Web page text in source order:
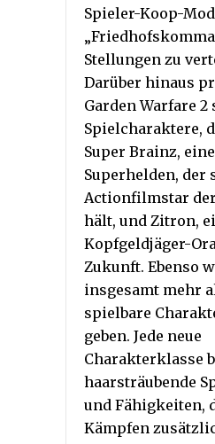
Spieler-Koop-
Stellungen zu
Darüber hinaus
Garden Warfare 2
Spielcharaktere,
Super Brainz,
Superhelden, der
Actionfilmstar
hält, und Zitron,
Kopfgeldjäger-
Zukunft. Ebenso
insgesamt mehr
spielbare
geben. Jede neue
Charakterklasse
haarsträubende
und Fähigkeiten,
Kämpfen